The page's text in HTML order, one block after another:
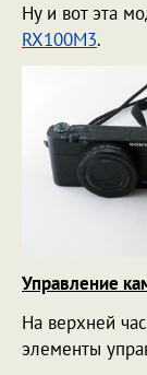
Ну и вот эта
RX100M3.
Управление
На верхней
элементы